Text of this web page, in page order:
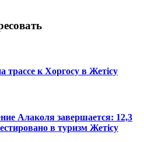
трассе к Хоргосу в Жетісу
Алаколя завершается: 12,3
в туризм Жетісу